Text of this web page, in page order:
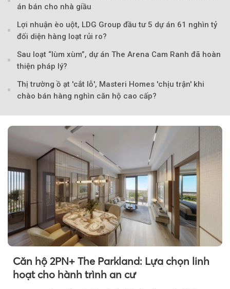
án bán cho nhà giầu
Lợi nhuận èo uột, LDG Group đầu tư 5 dự án 61 nghìn tỷ
đối diện hàng loạt rủi ro?
Sau loạt “lùm xùm”, dự án The Arena Cam Ranh đã hoàn
thiện pháp lý?
Thị trường ồ ạt 'cắt lỗ', Masteri Homes 'chịu trận' khi
chào bán hàng nghìn căn hộ cao cấp?
Căn hộ 2PN+ The Parkland: Lựa chọn linh
hoạt cho hành trình an cư